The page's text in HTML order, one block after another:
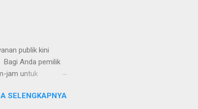
Malaysia. Namun,
and Nevis.
publik kini
Anda pemilik
jam untuk
dari
SELENGKAPNYA